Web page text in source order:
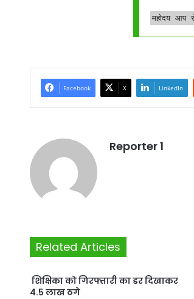
महोदय आप
Facebook X LinkedIn
Reporter 1
Related Articles
शिक्षिका को गिरफ्तारी का डर दिखाकर
4.5 लाख ठगे